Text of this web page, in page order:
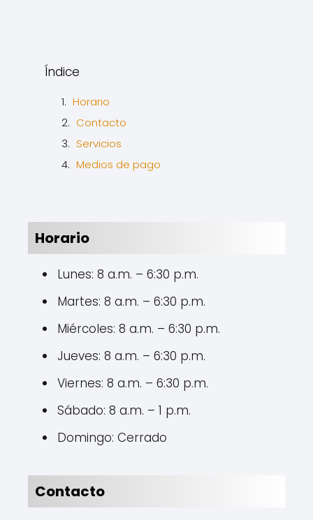
Índice
Horario
Contacto
Servicios
Medios de pago
Horario
Lunes: 8 a.m. – 6:30 p.m.
Martes: 8 a.m. – 6:30 p.m.
Miércoles: 8 a.m. – 6:30 p.m.
Jueves: 8 a.m. – 6:30 p.m.
Viernes: 8 a.m. – 6:30 p.m.
Sábado: 8 a.m. – 1 p.m.
Domingo: Cerrado
Contacto